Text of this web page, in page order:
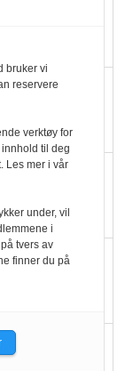
fulle
i
bruker vi
reservere
verktøy for
til deg
Les mer i vår
under, vil
i
tvers av
finner du på